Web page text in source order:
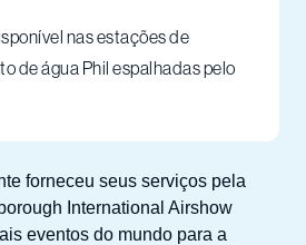
forneceu seus serviços pela
International Airshow
eventos do mundo para a
nas estações de
de água Phil espalhadas pelo